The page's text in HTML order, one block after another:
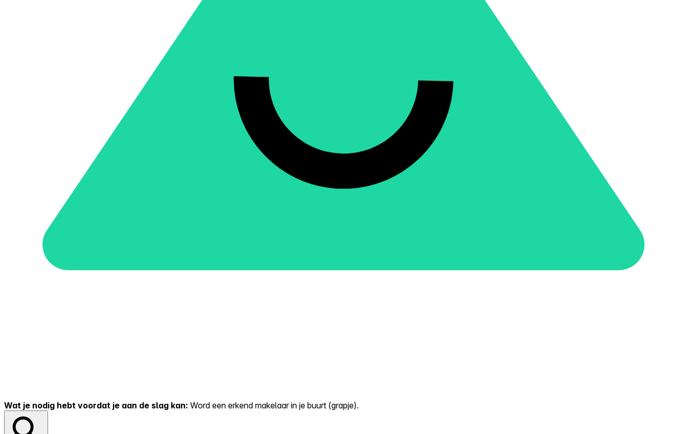
Wat je nodig hebt voordat je aan de slag kan: Word een erkend makelaar in je buurt (grapje).